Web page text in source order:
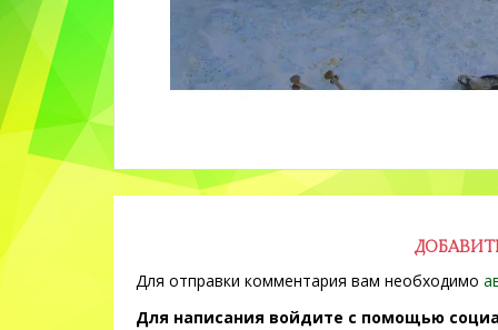
Для отправки комментария вам необходимо
Для написания войдите с помощью